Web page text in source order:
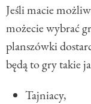
Jeśli macie
możecie wybrać
planszówki
będą to gry takie
Tajniacy,